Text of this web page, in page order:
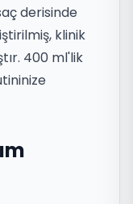
derisinde
klinik
400 ml'lik